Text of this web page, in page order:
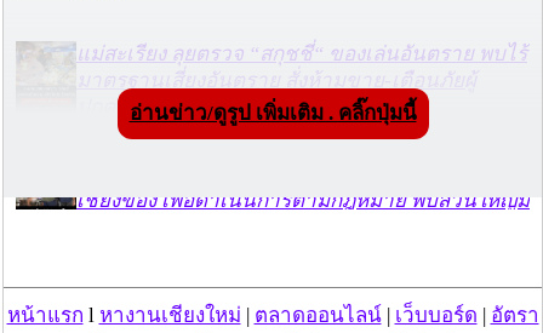
แม่สะเรียง ลุยตรวจ “สกุชชี่“ ของเล่นอันตราย พบไร้
มาตรฐานเสี่ยงอันตราย สั่งห้ามขาย-เตือนภัยผู้
ปกครองเฝ้าระวังบุตรหลาน
เชียงของ เพื่อดำเนินการตามกฎหมาย พบส่วนใหญ่มี
“ตรีนุช” เปิดตัวระบบ “e-WorkPermit” ลงทะเบียน
แรงงานต่างด้าวออนไลน์ ให้บริการ 24 ชั่วโมงทั่ว
อ่านข่าว/ดูรูป เพิ่มเติม . คลิ๊กปุ่มนี้
หน้าแรก l หางานเชียงใหม่ ตลาดออนไลน์| เว็บบอร์ด
อัตรา